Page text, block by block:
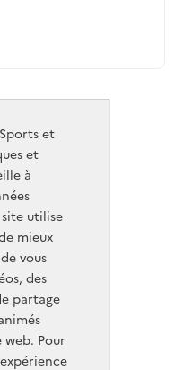
et
et
à
utilise
mieux
vous
des
partage
Pour
United